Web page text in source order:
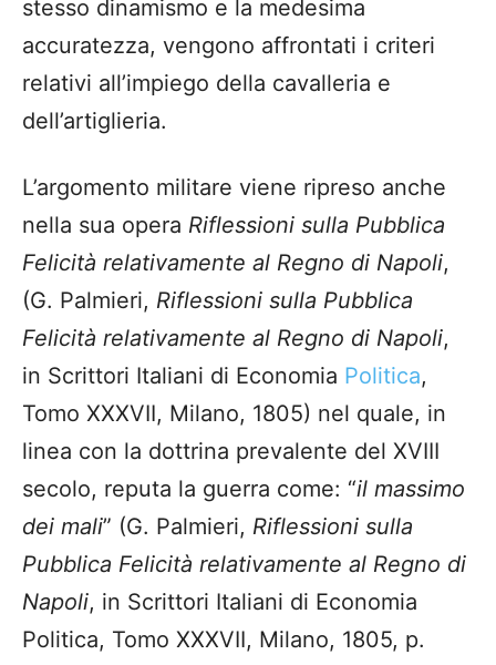
stesso dinamismo e la medesima
accuratezza, vengono affrontati i criteri
relativi all’impiego della cavalleria e
dell’artiglieria.
L’argomento militare viene ripreso anche
nella sua opera Riflessioni sulla Pubblica
Felicità relativamente al Regno di Napoli,
(G. Palmieri, Riflessioni sulla Pubblica
Felicità relativamente al Regno di Napoli,
in Scrittori Italiani di Economia Politica,
Tomo XXXVII, Milano, 1805) nel quale, in
linea con la dottrina prevalente del XVIII
secolo, reputa la guerra come: “il massimo
dei mali” (G. Palmieri, Riflessioni sulla
Pubblica Felicità relativamente al Regno di
Napoli, in Scrittori Italiani di Economia
Politica, Tomo XXXVII, Milano, 1805, p.